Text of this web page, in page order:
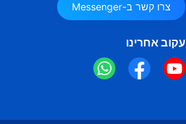
צרו קשר ב-Messenger
עקוב אחרינו